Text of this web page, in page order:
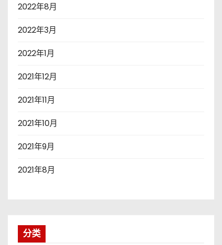
2022年8月
2022年3月
2022年1月
2021年12月
2021年11月
2021年10月
2021年9月
2021年8月
分类